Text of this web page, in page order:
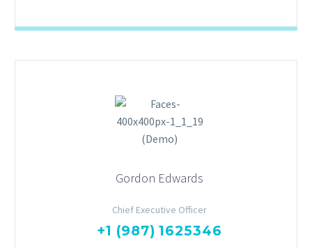
Gordon Edwards
Chief Executive Officer
+1 (987) 1625346